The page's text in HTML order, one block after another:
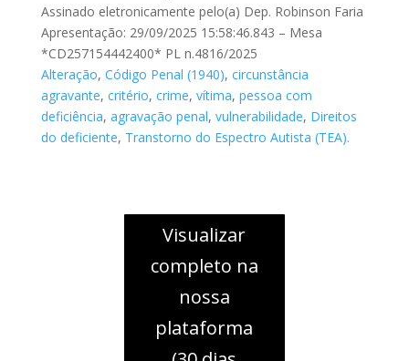
Assinado eletronicamente pelo(a) Dep. Robinson Faria
Apresentação: 29/09/2025 15:58:46.843 – Mesa
*CD257154442400* PL n.4816/2025
Alteração, Código Penal (1940), circunstância
agravante, critério, crime, vítima, pessoa com
deficiência, agravação penal, vulnerabilidade, Direitos
do deficiente, Transtorno do Espectro Autista (TEA).
Visualizar
completo na
nossa
plataforma